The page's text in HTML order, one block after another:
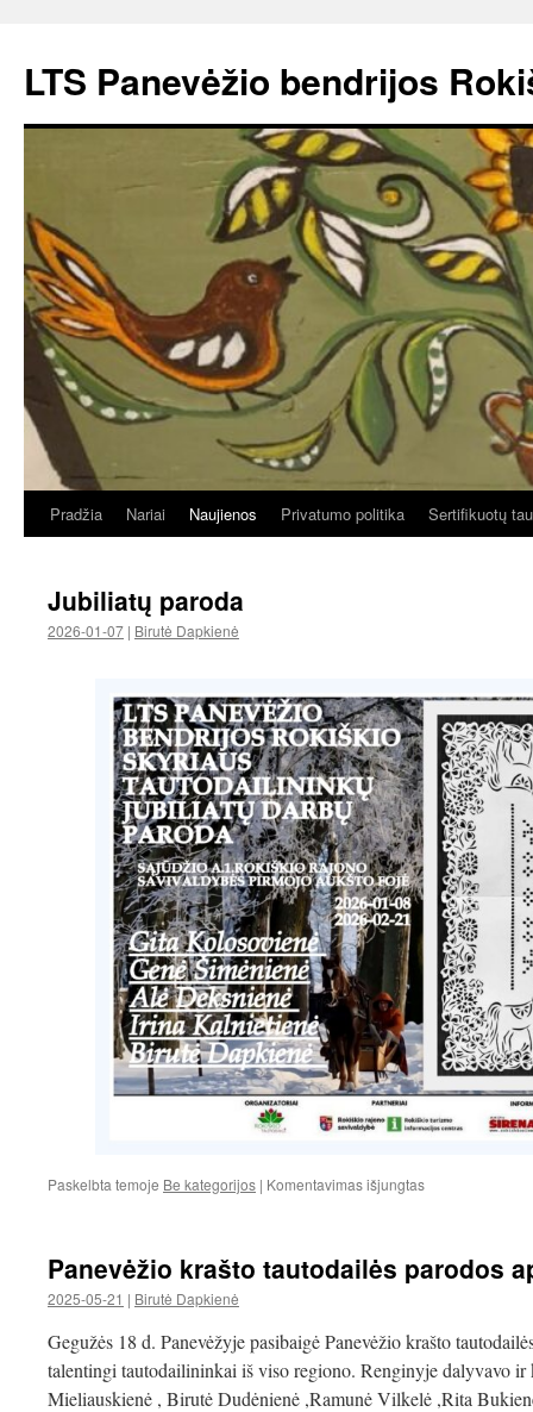
turinio
LTS Panevėžio bendrijos
Pradžia Nariai Naujienos Privatumo politika Sertifikuotų
Jubiliatų paroda
2026-01-07 | Birutė Dapkienė
Paskelbta temoje Be kategorijos | Komentavimas išjungtasįraše
Panevėžio krašto tautodailės parodos
2025-05-21 | Birutė Dapkienė
Gegužės 18 d. Panevėžyje pasibaigė Panevėžio krašto
talentingi tautodailininkai iš viso regiono. Renginyje dalyvavo ir
Mieliauskienė , Birutė Dudėnienė ,Ramunė Vilkelė ,Rita